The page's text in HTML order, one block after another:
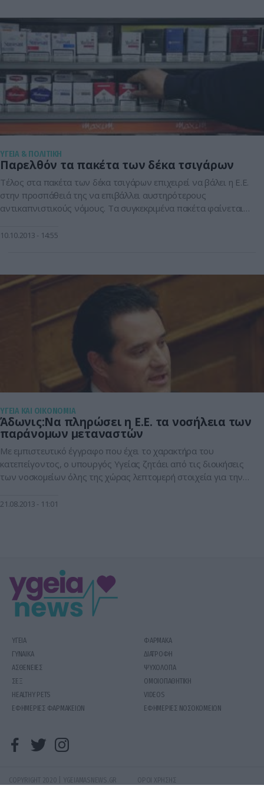
ΥΓΕΙΑ & ΠΟΛΙΤΙΚΗ
Παρελθόν τα πακέτα των δέκα τσιγάρων
Τέλος στα πακέτα των δέκα τσιγάρων επιχειρεί να βάλει η Ε.Ε.
στην προσπάθειά της να επιβάλλει αυστηρότερους
αντικαπνιστικούς νόμους. Τα συγκεκριμένα πακέτα φαίνεται
δεν διευκολύνει καθόλου τον περιορισμό τησ θανατηφόρας
10.10.2013 14:55
ΥΓΕΙΑ ΚΑΙ ΟΙΚΟΝΟΜΙΑ
Άδωνις:Να πληρώσει η Ε.Ε. τα νοσήλεια των
παράνομων μεταναστών
Με εµπιστευτικό έγγραφο που έχει το χαρακτήρα του
κατεπείγοντος, ο υπουργός Υγείας ζητάει από τις διοικήσεις
των νοσκομείων όλης της χώρας λεπτοµερή στοιχεία για την
έχουν χαρτιά ή κοινωνική ασφάλιση. Η κίνηση αυτή του
21.08.2013 11:01
ΥΓΕΙΑ
ΦΑΡΜΑΚΑ
ΓΥΝΑΙΚΑ
ΔΙΑΤΡΟΦΗ
ΑΣΘΕΝΕΙΕΣ
ΨΥΧΟΛΟΓΙΑ
ΣΕΞ
ΟΜΟΙΟΠΑΘΗΤΙΚΗ
HEALTHY PETS
VIDEOS
ΕΦΗΜΕΡΙΕΣ ΦΑΡΜΑΚΕΙΩΝ
ΕΦΗΜΕΡΙΕΣ ΝΟΣΟΚΟΜΕΙΩΝ
COPYRIGHT 2020 | YGEIAMASNEWS.GR
ΟΡΟΙ ΧΡΗΣΗΣ